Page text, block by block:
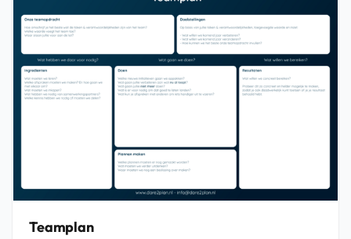
Teamplan